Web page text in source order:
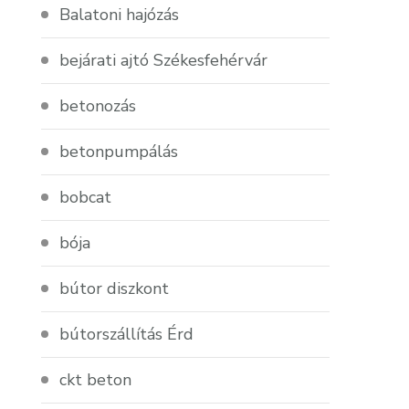
Balatoni hajózás
bejárati ajtó Székesfehérvár
betonozás
betonpumpálás
bobcat
bója
bútor diszkont
bútorszállítás Érd
ckt beton